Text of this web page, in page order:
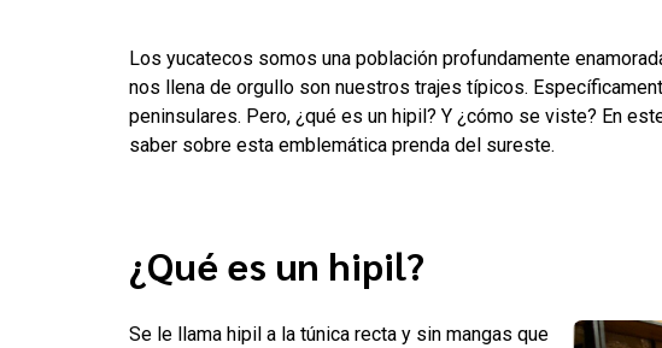
Los yucatecos somos una población profundamente
nos llena de orgullo son nuestros trajes típicos.
peninsulares. Pero, ¿qué es un hipil? Y ¿cómo se viste? En
saber sobre esta emblemática prenda del sureste.
¿Qué es un hipil?
Se le llama hipil a la túnica recta y sin mangas que